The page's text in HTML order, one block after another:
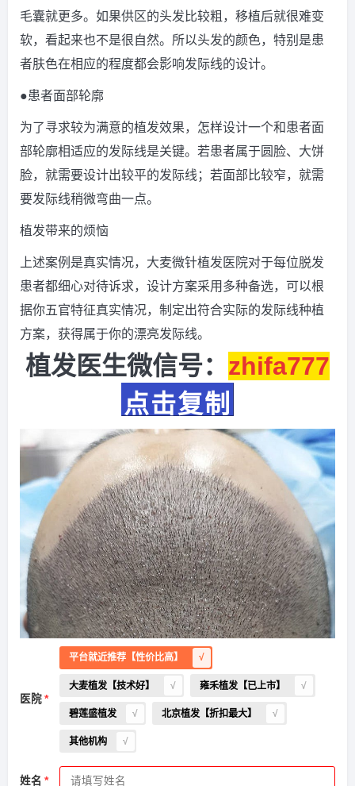
毛囊就更多。如果供区的头发比较粗，移植后就很难变
软，看起来也不是很自然。所以头发的颜色，特别是患
者肤色在相应的程度都会影响发际线的设计。
●患者面部轮廓
为了寻求较为满意的植发效果，怎样设计一个和患者面
部轮廓相适应的发际线是关键。若患者属于圆脸、大饼
脸，就需要设计出较平的发际线；若面部比较窄，就需
要发际线稍微弯曲一点。
植发带来的烦恼
上述案例是真实情况，大麦微针植发医院对于每位脱发
患者都细心对待诉求，设计方案采用多种备选，可以根
据你五官特征真实情况，制定出符合实际的发际线种植
方案，获得属于你的漂亮发际线。
植发医生微信号： zhifa777
点击复制
医院
平台就近推荐【性价比高】
大麦植发【技术好】 雍禾植发【已上市】
碧莲盛植发 北京植发【折扣最大】
其他机构
姓名